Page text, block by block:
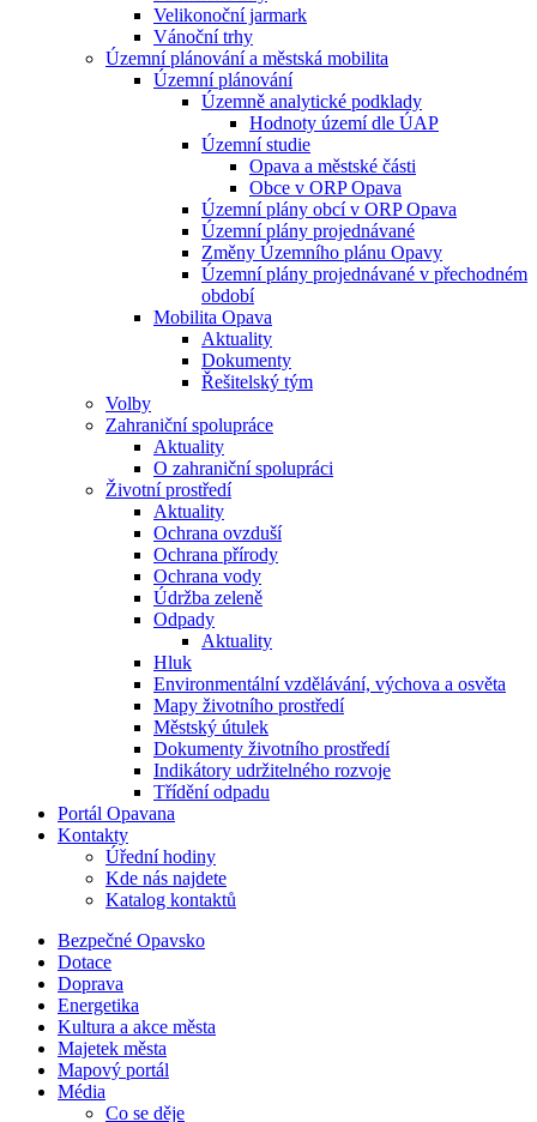
Velikonoční jarmark
Vánoční trhy
Územní plánování a městská mobilita
Územní plánování
Územně analytické podklady
Hodnoty území dle ÚAP
Územní studie
Opava a městské části
Obce v ORP Opava
Územní plány obcí v ORP Opava
Územní plány projednávané
Změny Územního plánu Opavy
Územní plány projednávané v přechodném
období
Mobilita Opava
Aktuality
Dokumenty
Řešitelský tým
Volby
Zahraniční spolupráce
Aktuality
O zahraniční spolupráci
Životní prostředí
Aktuality
Ochrana ovzduší
Ochrana přírody
Ochrana vody
Údržba zeleně
Odpady
Aktuality
Hluk
Environmentální vzdělávání, výchova a osvěta
Mapy životního prostředí
Městský útulek
Dokumenty životního prostředí
Indikátory udržitelného rozvoje
Třídění odpadu
Portál Opavana
Kontakty
Úřední hodiny
Kde nás najdete
Katalog kontaktů
Bezpečné Opavsko
Dotace
Doprava
Energetika
Kultura a akce města
Majetek města
Mapový portál
Média
Co se děje